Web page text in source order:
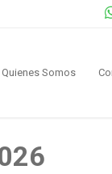
Quienes Somos